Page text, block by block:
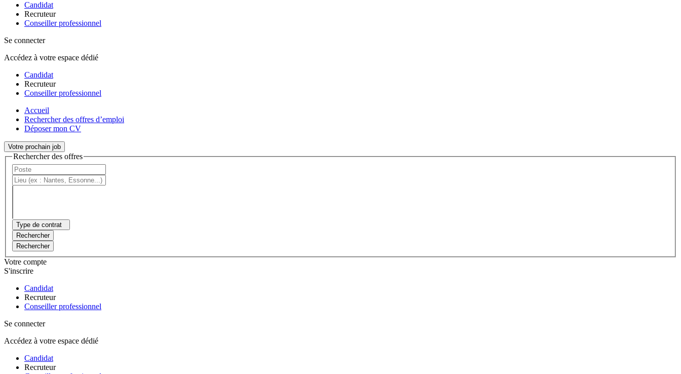
Candidat
Recruteur
Conseiller professionnel
Se connecter
Accédez à votre espace dédié
Candidat
Recruteur
Conseiller professionnel
Accueil
Rechercher des offres d’emploi
Déposer mon CV
Votre prochain job
Rechercher des offres
Type de contrat
Rechercher
Rechercher
Votre compte
S'inscrire
Candidat
Recruteur
Conseiller professionnel
Se connecter
Accédez à votre espace dédié
Candidat
Recruteur